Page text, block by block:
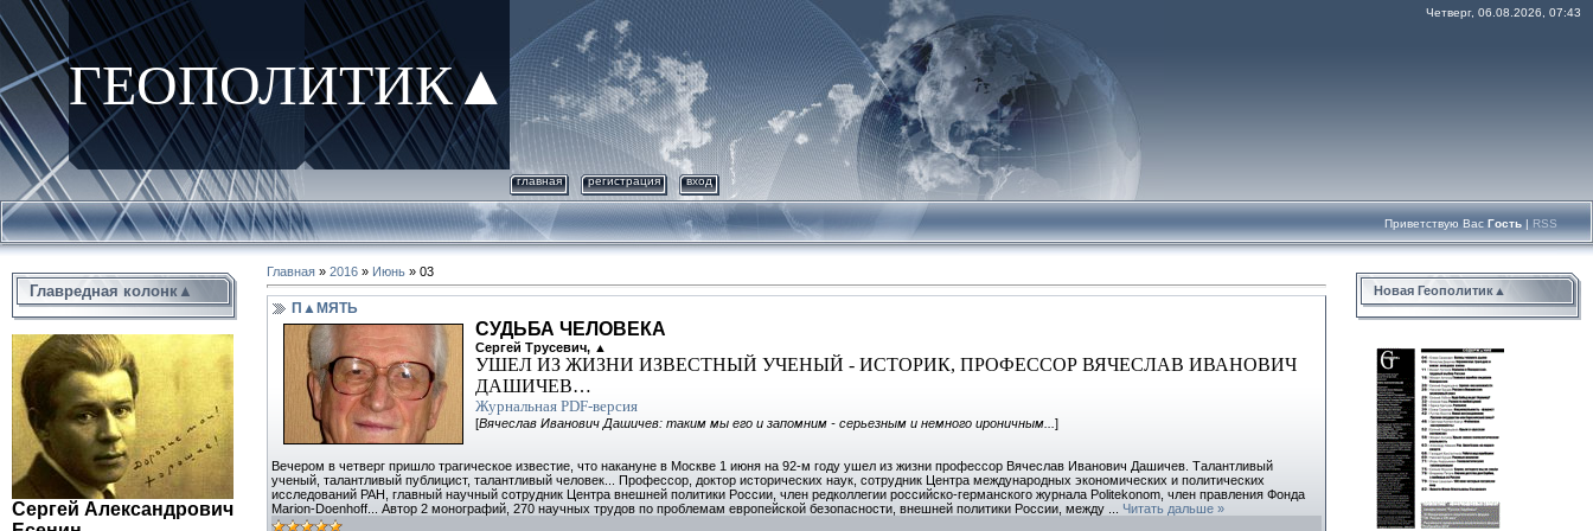
ГЕОПОЛИТИК▲
Четверг, 06.08.2026, 07:43
главная регистрация вход
Приветствую Вас Гость | RSS
Главредная колонк▲
Сергей Александрович
Главная » 2016 » Июнь » 03
П▲МЯТЬ
СУДЬБА ЧЕЛОВЕКА
Сергей Трусевич, ▲
УШЕЛ ИЗ ЖИЗНИ ИЗВЕСТНЫЙ УЧЕНЫЙ - ИСТОРИК, ПРОФЕССОР ВЯЧЕСЛАВ ИВАНОВИЧ
ДАШИЧЕВ…
Журнальная PDF-версия
[Вячеслав Иванович Дашичев: таким мы его и запомним - серьезным и немного ироничным... ]
Вечером в четверг пришло трагическое известие, что накануне в Москве 1 июня на 92-м году ушел из жизни профессор Вячеслав Иванович Дашичев. Талантливый
ученый, талантливый публицист, талантливый человек... Профессор, доктор исторических наук, сотрудник Центра международных экономических и политических
исследований РАН, главный научный сотрудник Центра внешней политики России, член редколлегии российско-германского журнала Politekonom, член правления Фонда
Marion-Doenhoff... Автор 2 монографий, 270 научных трудов по проблемам европейской безопасности, внешней политики России, между
Читать дальше »
Новая Геополитик▲